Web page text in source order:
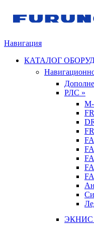
Навигация
КАТАЛОГ
РЛС »
ЭКНИС